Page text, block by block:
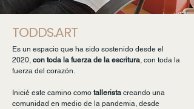
TODDS.ART
Es un espacio que ha sido sostenido desde el
2020, con toda la fuerza de la escritura, con toda la
fuerza del corazón.
Inicié este camino como tallerista creando una
comunidad en medio de la pandemia, desde